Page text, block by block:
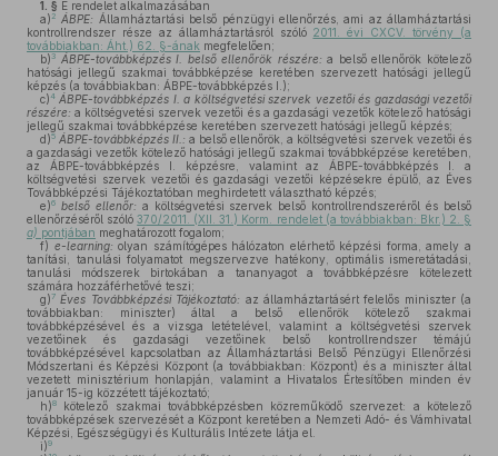
1. § E rendelet alkalmazásában
a) 2 ÁBPE: Államháztartási belső pénzügyi ellenőrzés, ami az államháztartási
kontrollrendszer része az államháztartásról szóló 2011. évi CXCV. törvény (a
továbbiakban: Áht.) 62. §-ának megfelelően;
b) 3 ÁBPE-továbbképzés I. belső ellenőrök részére: a belső ellenőrök kötelező
hatósági jellegű szakmai továbbképzése keretében szervezett hatósági jellegű
képzés (a továbbiakban: ÁBPE-továbbképzés I.);
c)4 ÁBPE-továbbképzés I. a költségvetési szervek vezetői és gazdasági vezetői
részére: a költségvetési szervek vezetői és a gazdasági vezetők kötelező hatósági
jellegű szakmai továbbképzése keretében szervezett hatósági jellegű képzés;
d)5 ÁBPE-továbbképzés II.: a belső ellenőrök, a költségvetési szervek vezetői és
a gazdasági vezetők kötelező hatósági jellegű szakmai továbbképzése keretében,
az ÁBPE-továbbképzés I. képzésre, valamint az ÁBPE-továbbképzés I. a
költségvetési szervek vezetői és gazdasági vezetői képzésekre épülő, az Éves
Továbbképzési Tájékoztatóban meghirdetett választható képzés;
e)6 belső ellenőr: a költségvetési szervek belső kontrollrendszeréről és belső
ellenőrzéséről szóló370/2011. (XII. 31.) Korm. rendelet (a továbbiakban: Bkr.) 2. §
a) pontjában meghatározott fogalom;
f) e-learning: olyan számítógépes hálózaton elérhető képzési forma, amely a
tanítási, tanulási folyamatot megszervezve hatékony, optimális ismeretátadási,
tanulási módszerek birtokában a tananyagot a továbbképzésre kötelezett
számára hozzáférhetővé teszi;
g)7 Éves Továbbképzési Tájékoztató: az államháztartásért felelős miniszter (a
továbbiakban: miniszter) által a belső ellenőrök kötelező szakmai
továbbképzésével és a vizsga letételével, valamint a költségvetési szervek
vezetőinek és gazdasági vezetőinek belső kontrollrendszer témájú
továbbképzésével kapcsolatban az Államháztartási Belső Pénzügyi Ellenőrzési
Módszertani és Képzési Központ (a továbbiakban: Központ) és a miniszter által
vezetett minisztérium honlapján, valamint a Hivatalos Értesítőben minden év
január 15-ig közzétett tájékoztató;
h)8
kötelező szakmai továbbképzésben közreműködő szervezet: a kötelező
továbbképzések szervezését a Központ keretében a Nemzeti Adó- és Vámhivatal
Képzési, Egészségügyi és Kulturális Intézete látja el.
i)9